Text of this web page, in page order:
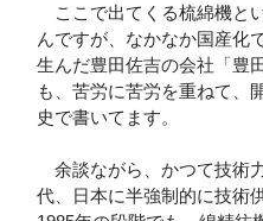
ここで出てくる梳綿機と
んですが、なかなか国産化
生んだ豊田佐吉の会社「豊
も、苦労に苦労を重ねて、
史で書いてます。
余談ながら、かつて技術
代、日本に半強制的に技術